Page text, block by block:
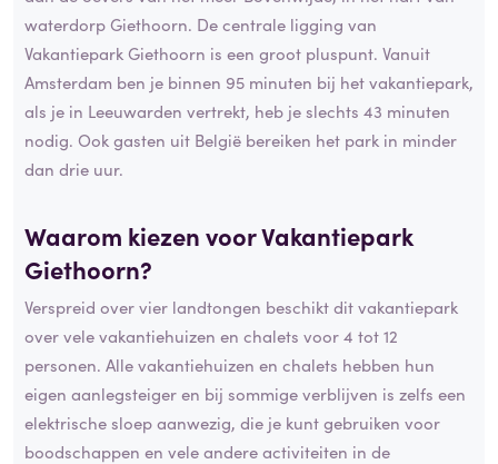
waterdorp Giethoorn. De centrale ligging van
Vakantiepark Giethoorn is een groot pluspunt. Vanuit
Amsterdam ben je binnen 95 minuten bij het vakantiepark,
als je in Leeuwarden vertrekt, heb je slechts 43 minuten
nodig. Ook gasten uit België bereiken het park in minder
dan drie uur.
Waarom kiezen voor Vakantiepark
Giethoorn?
Verspreid over vier landtongen beschikt dit vakantiepark
over vele vakantiehuizen en chalets voor 4 tot 12
personen. Alle vakantiehuizen en chalets hebben hun
eigen aanlegsteiger en bij sommige verblijven is zelfs een
elektrische sloep aanwezig, die je kunt gebruiken voor
boodschappen en vele andere activiteiten in de